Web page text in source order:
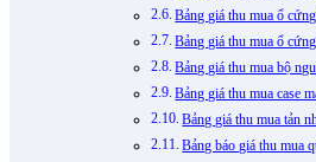
Bảng giá thu mua ổ
Bảng giá thu mua ổ
Bảng giá thu mua bộ
Bảng giá thu mua case
Bảng giá thu mua tản
Bảng báo giá thu mua